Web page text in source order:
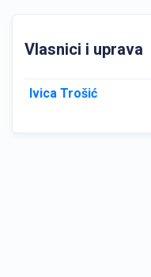
Vlasnici i uprava
Ivica Trošić